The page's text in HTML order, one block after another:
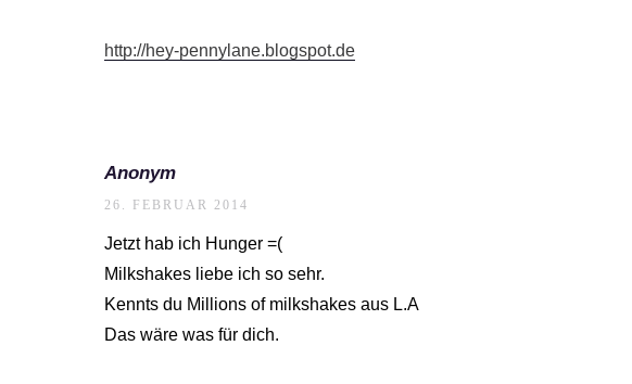
http://hey-pennylane.blogspot.de
Anonym
26. FEBRUAR 2014
Jetzt hab ich Hunger =(
Milkshakes liebe ich so sehr.
Kennts du Millions of milkshakes aus L.A
Das wäre was für dich.